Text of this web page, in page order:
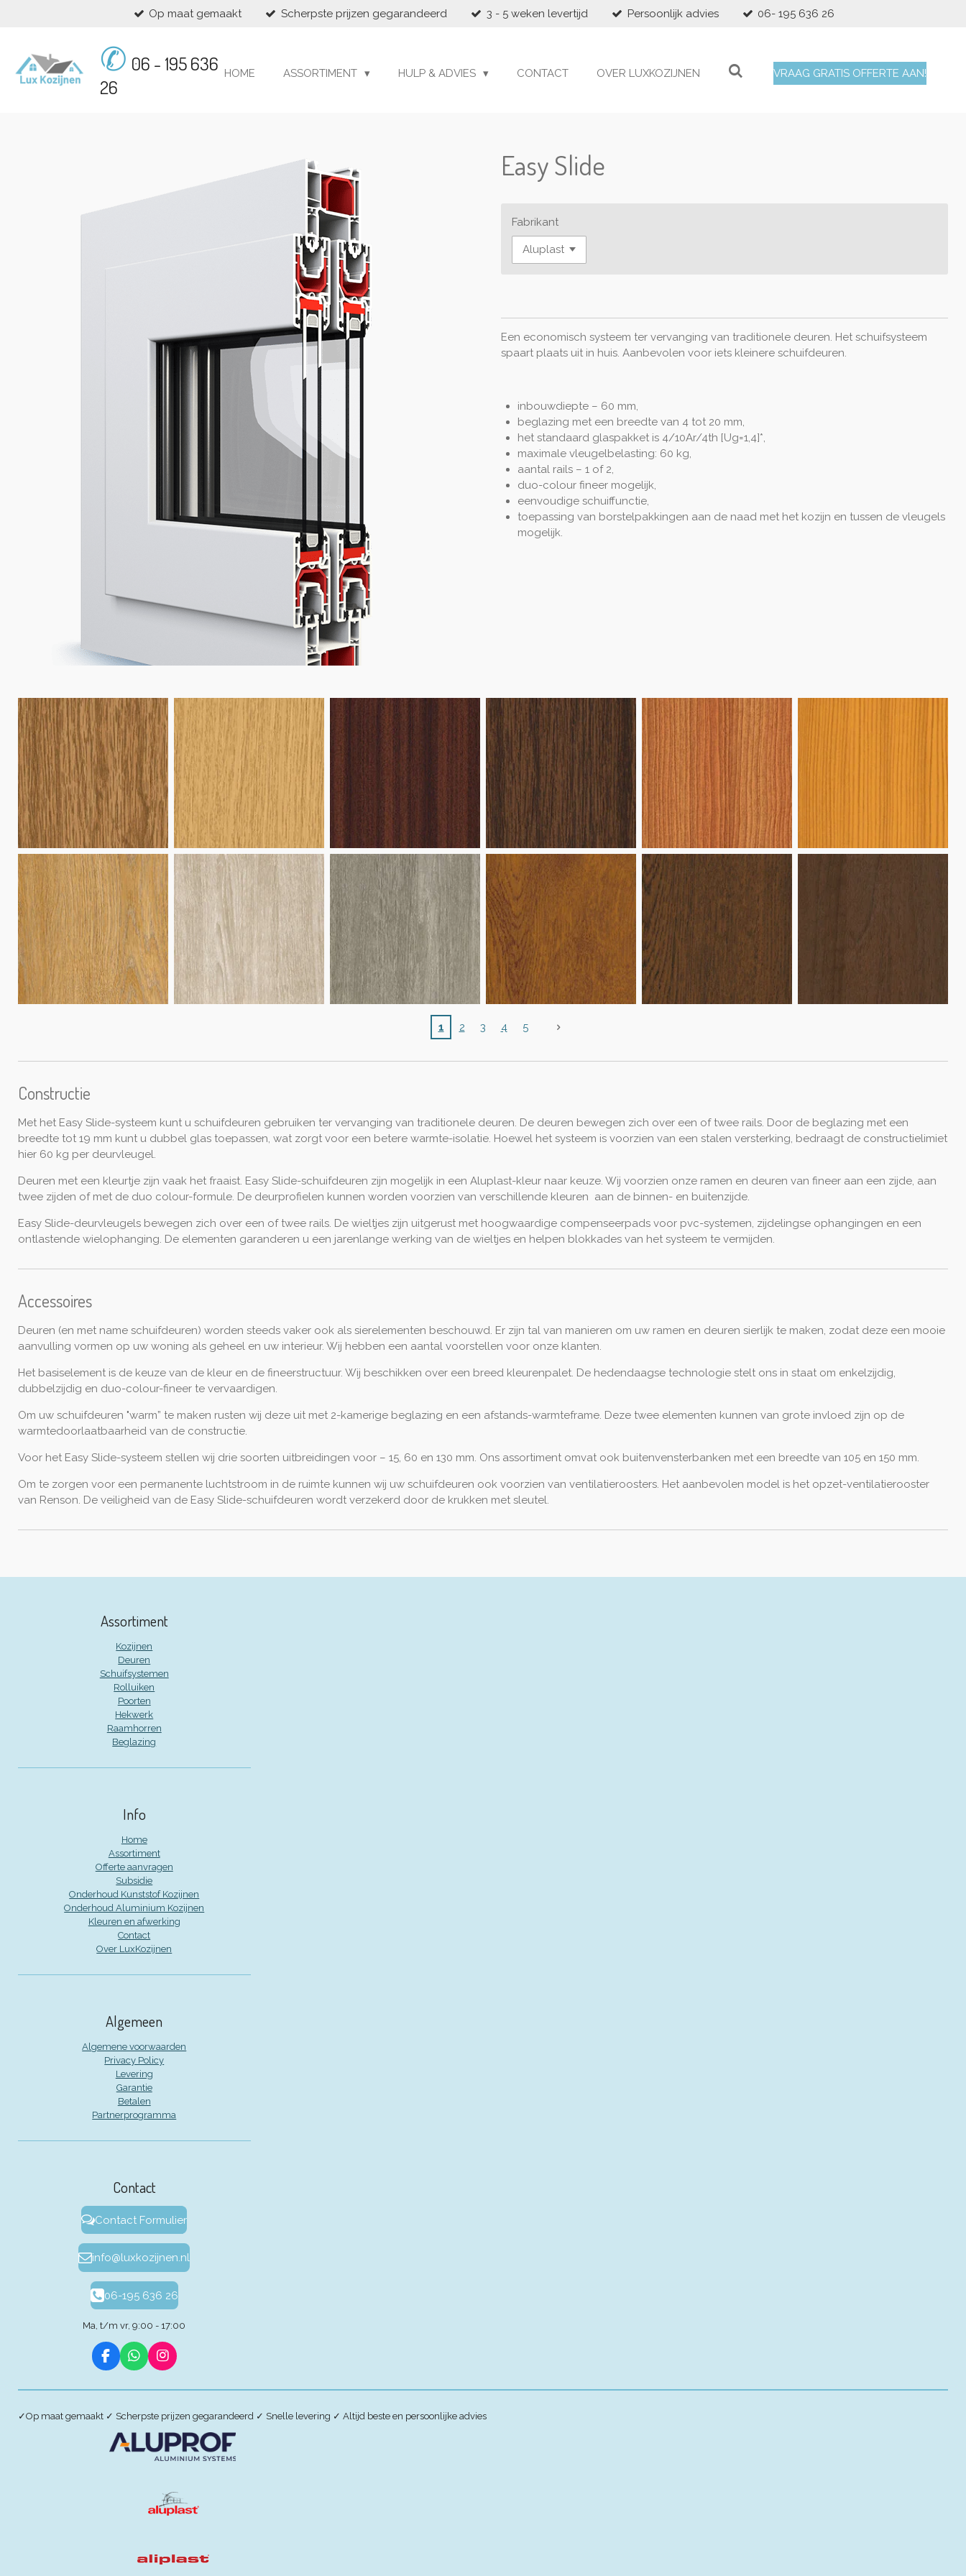
hoofdinhoud
Op maat gemaakt Scherpste prijzen gegarandeerd 3 - 5 weken levertijd Persoonlijk advies 06- 195 636 26
✆ 06 - 195 636
26
HOME ASSORTIMENT HULP & ADVIES CONTACT OVER LUXKOZIJNEN VRAAG GRATIS OFFERTE AAN!
Easy Slide
Fabrikant
Een economisch systeem ter vervanging van traditionele deuren. Het schuifsysteem
spaart plaats uit in huis. Aanbevolen voor iets kleinere schuifdeuren.
inbouwdiepte – 60 mm,
beglazing met een breedte van 4 tot 20 mm,
het standaard glaspakket is 4/10Ar/4th [Ug=1,4]*,
maximale vleugelbelasting: 60 kg,
aantal rails – 1 of 2,
duo-colour fineer mogelijk,
eenvoudige schuiffunctie,
toepassing van borstelpakkingen aan de naad met het kozijn en tussen de vleugels
mogelijk.
1 2 3 4 5
Constructie
Met het Easy Slide-systeem kunt u schuifdeuren gebruiken ter vervanging van traditionele deuren. De deuren bewegen zich over een of twee rails. Door de beglazing met een
breedte tot 19 mm kunt u dubbel glas toepassen, wat zorgt voor een betere warmte-isolatie. Hoewel het systeem is voorzien van een stalen versterking, bedraagt de constructielimiet
hier 60 kg per deurvleugel.
Deuren met een kleurtje zijn vaak het fraaist. Easy Slide-schuifdeuren zijn mogelijk in een Aluplast-kleur naar keuze. Wij voorzien onze ramen en deuren van fineer aan een zijde, aan
twee zijden of met de duo colour-formule. De deurprofielen kunnen worden voorzien van verschillende kleuren aan de binnen- en buitenzijde.
Easy Slide-deurvleugels bewegen zich over een of twee rails. De wieltjes zijn uitgerust met hoogwaardige compenseerpads voor pvc-systemen, zijdelingse ophangingen en een
ontlastende wielophanging. De elementen garanderen u een jarenlange werking van de wieltjes en helpen blokkades van het systeem te vermijden.
Accessoires
Deuren (en met name schuifdeuren) worden steeds vaker ook als sierelementen beschouwd. Er zijn tal van manieren om uw ramen en deuren sierlijk te maken, zodat deze een mooie
aanvulling vormen op uw woning als geheel en uw interieur. Wij hebben een aantal voorstellen voor onze klanten.
Het basiselement is de keuze van de kleur en de fineerstructuur. Wij beschikken over een breed kleurenpalet. De hedendaagse technologie stelt ons in staat om enkelzijdig,
dubbelzijdig en duo-colour-fineer te vervaardigen.
Om uw schuifdeuren "warm” te maken rusten wij deze uit met 2-kamerige beglazing en een afstands-warmteframe. Deze twee elementen kunnen van grote invloed zijn op de
warmtedoorlaatbaarheid van de constructie.
Voor het Easy Slide-systeem stellen wij drie soorten uitbreidingen voor – 15, 60 en 130 mm. Ons assortiment omvat ook buitenvensterbanken met een breedte van 105 en 150 mm.
Om te zorgen voor een permanente luchtstroom in de ruimte kunnen wij uw schuifdeuren ook voorzien van ventilatieroosters. Het aanbevolen model is het opzet-ventilatierooster
van Renson. De veiligheid van de Easy Slide-schuifdeuren wordt verzekerd door de krukken met sleutel.
Assortiment
Kozijnen
Deuren
Schuifsystemen
Rolluiken
Poorten
Hekwerk
Raamhorren
Beglazing
Info
Home
Assortiment
Offerte aanvragen
Subsidie
Onderhoud Kunststof Kozijnen
Onderhoud Aluminium Kozijnen
Kleuren en afwerking
Contact
Over LuxKozijnen
Algemeen
Algemene voorwaarden
Privacy Policy
Levering
Garantie
Betalen
Partnerprogramma
Contact
Contact Formulier
info@luxkozijnen.nl
06-195 636 26
Ma, t/m vr, 9:00 - 17:00
F
a
c
b
k
W
h
a
s
p
I
n
s
a
a
m
✓Op maat gemaakt ✓ Scherpste prijzen gegarandeerd ✓ Snelle levering ✓ Altijd beste en persoonlijke advies